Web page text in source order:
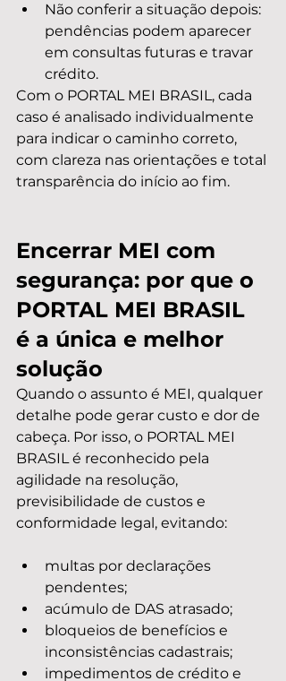
Não conferir a situação depois:
pendências podem aparecer
em consultas futuras e travar
crédito.
Com o PORTAL MEI BRASIL, cada
caso é analisado individualmente
para indicar o caminho correto,
com clareza nas orientações e total
transparência do início ao fim.
Encerrar MEI com
segurança: por que o
PORTAL MEI BRASIL
é a única e melhor
solução
Quando o assunto é MEI, qualquer
detalhe pode gerar custo e dor de
cabeça. Por isso, o PORTAL MEI
BRASIL é reconhecido pela
agilidade na resolução,
previsibilidade de custos e
conformidade legal, evitando:
multas por declarações
pendentes;
acúmulo de DAS atrasado;
bloqueios de benefícios e
inconsistências cadastrais;
impedimentos de crédito e